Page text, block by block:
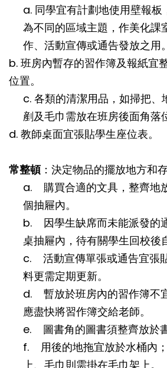
a. 同學宜有計劃地使用壁報板
為不同的區域主題，作美化課
作、活動宣傳或通告發放之用。
b. 班房內暫存的習作簿及報紙宜
位置。
c. 各類的清潔用品，如掃把、
剷及毛巾需放在班房後面角落
d. 教師桌面宜張貼學生座位表。
常整頓：決定物品的擺放地方和存
a. 購買合適的文具，整齊地
個抽屜內。
b. 因學生缺席而未能派發的
桌抽屜內，待有關學生回校後
c. 活動宣傳單張或通告宜張
料更需定期更新。
d. 暫放於班房內的習作簿不
應盡快將習作簿交給老師。
e. 圖書角的圖書須整齊放於書
f. 用後的地拖宜放於水桶內
上、毛巾則需掛在毛巾架上。